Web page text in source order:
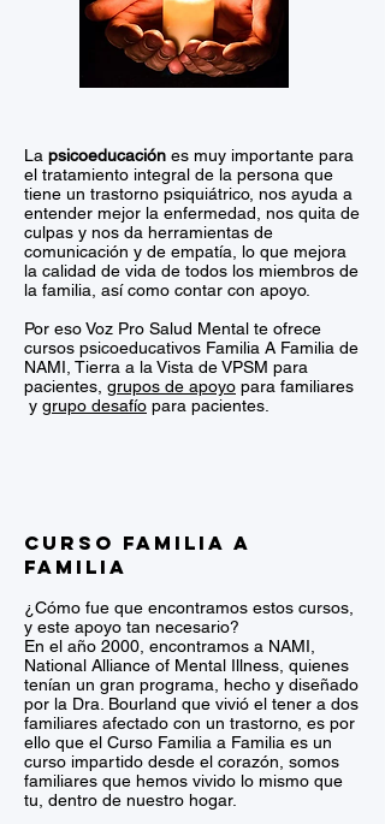
La psicoeducación es muy importante para
el tratamiento integral de la persona que
tiene un trastorno psiquiátrico, nos ayuda a
entender mejor la enfermedad, nos quita de
culpas y nos da herramientas de
comunicación y de empatía, lo que mejora
la calidad de vida de todos los miembros de
la familia, así como contar con apoyo.
Por eso Voz Pro Salud Mental te ofrece
cursos psicoeducativos Familia A Familia de
NAMI, Tierra a la Vista de VPSM para
pacientes, grupos de apoyo para familiares
y grupo desafío para pacientes.
Curso Familia a
Familia
¿Cómo fue que encontramos estos cursos,
y este apoyo tan necesario?
En el año 2000, encontramos a NAMI,
National Alliance of Mental Illness, quienes
tenían un gran programa, hecho y diseñado
por la Dra. Bourland que vivió el tener a dos
familiares afectado con un trastorno, es por
ello que el Curso Familia a Familia es un
curso impartido desde el corazón, somos
familiares que hemos vivido lo mismo que
tu, dentro de nuestro hogar.